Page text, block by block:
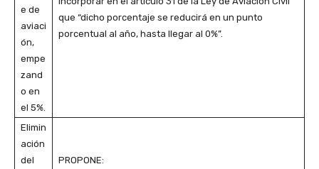
e de
aviaci
ón,
empe
zand
o en
el 5%.
que “dicho porcentaje se reducirá en un punto
porcentual al año, hasta llegar al 0%”.
Elimin
ación
del
PROPONE: